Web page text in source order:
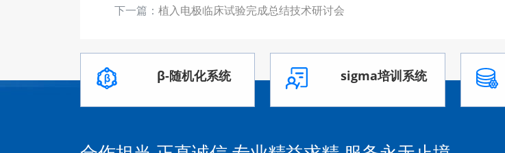
下一篇： 植入电极临床试验完成总结技术研讨会
β-随机化系统 sigma培训系统